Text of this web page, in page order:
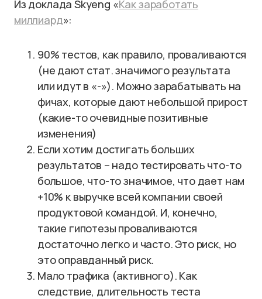
Из доклада Skyeng «Как заработать
миллиард»:
90% тестов, как правило, проваливаются
(не дают стат. значимого результата
или идут в «-»). Можно зарабатывать на
фичах, которые дают небольшой прирост
(какие-то очевидные позитивные
изменения)
Если хотим достигать больших
результатов – надо тестировать что-то
большое, что-то значимое, что дает нам
+10% к выручке всей компании своей
продуктовой командой. И, конечно,
такие гипотезы проваливаются
достаточно легко и часто. Это риск, но
это оправданный риск.
Мало трафика (активного). Как
следствие, длительность теста